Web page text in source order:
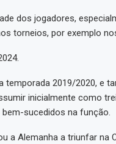
dos jogadores,
torneios, por exemplo
temporada 2019/2020, e
inicialmente como
sucedidos na função.
a Alemanha a triunfar na